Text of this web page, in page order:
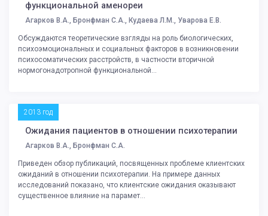
функциональной аменореи
Агарков В.А., Бронфман С.А., Кудаева Л.М., Уварова Е.В.
Обсуждаются теоретические взгляды на роль биологических,
психоэмоциональных и социальных факторов в возникновении
психосоматических расстройств, в частности вторичной
нормогонадотропной функциональной...
2013 год
Ожидания пациентов в отношении психотерапии
Агарков В.А., Бронфман С.А.
Приведен обзор публикаций, посвященных проблеме клиентских
ожиданий в отношении психотерапии. На примере данных
исследований показано, что клиентские ожидания оказывают
существенное влияние на парамет...